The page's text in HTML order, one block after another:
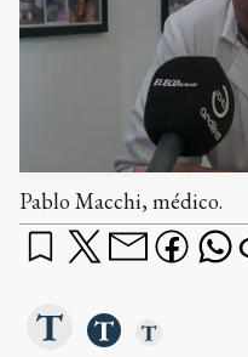
Pablo Macchi, médico.